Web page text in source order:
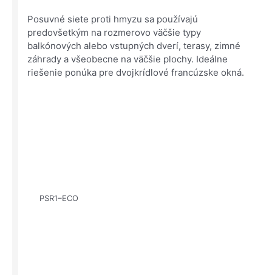
Posuvné siete proti hmyzu sa používajú
predovšetkým na rozmerovo väčšie typy
balkónových alebo vstupných dverí, terasy, zimné
záhrady a všeobecne na väčšie plochy. Ideálne
riešenie ponúka pre dvojkrídlové francúzske okná.
PSR1–ECO